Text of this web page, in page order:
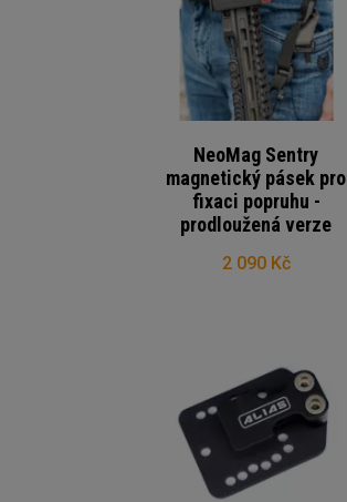
NeoMag Sentry
magnetický pásek pro
fixaci popruhu -
prodloužená verze
2 090 Kč